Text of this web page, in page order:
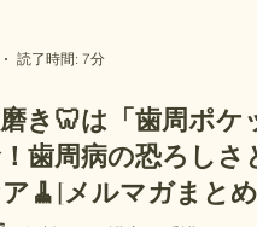
読了時間: 7分
き🦷は「歯周ポケッ